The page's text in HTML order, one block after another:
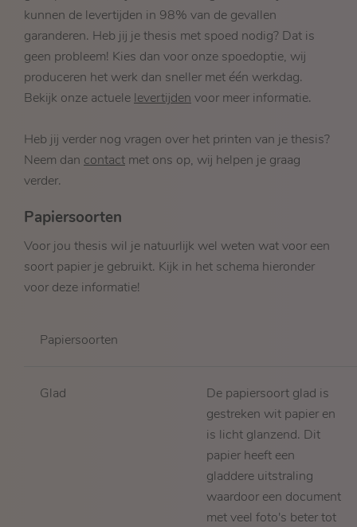
kunnen de levertijden in 98% van de gevallen
garanderen. Heb jij je thesis met spoed nodig? Dat is
geen probleem! Kies dan voor onze spoedoptie, wij
produceren het werk dan sneller met één werkdag.
Bekijk onze actuele levertijden voor meer informatie.
Heb jij verder nog vragen over het printen van je thesis?
Neem dan contact met ons op, wij helpen je graag
verder.
Papiersoorten
Voor jou thesis wil je natuurlijk wel weten wat voor een
soort papier je gebruikt. Kijk in het schema hieronder
voor deze informatie!
Papiersoorten
Glad
De papiersoort glad is
gestreken wit papier en
is licht glanzend. Dit
papier heeft een
gladdere uitstraling
waardoor een document
met veel foto's beter tot